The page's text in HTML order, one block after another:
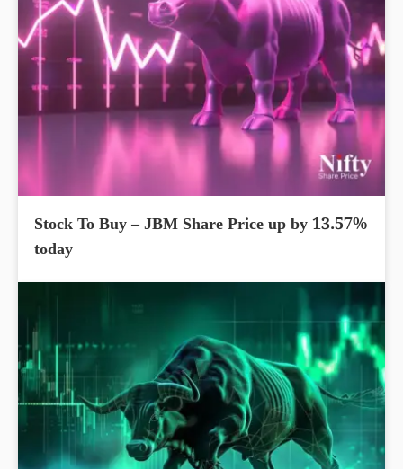
Stock To Buy – JBM Share Price up by 13.57%
today